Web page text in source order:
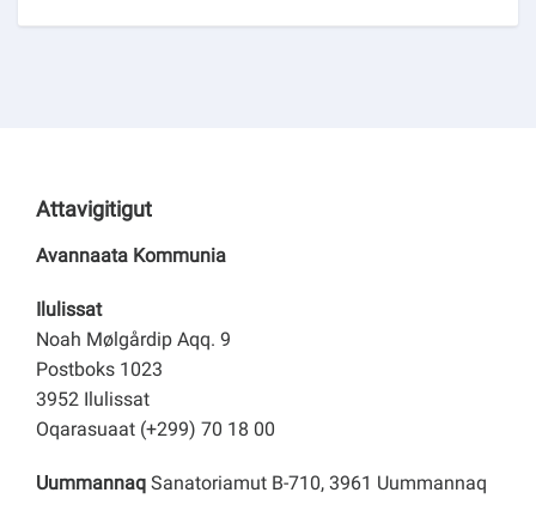
Attavigitigut
Avannaata Kommunia
Ilulissat
Noah Mølgårdip Aqq. 9
Postboks 1023
3952 Ilulissat
Oqarasuaat (+299) 70 18 00
Uummannaq Sanatoriamut B-710, 3961 Uummannaq